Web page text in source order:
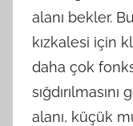
alanı bekler.
kızkalesi için
daha çok
alanı, küçük